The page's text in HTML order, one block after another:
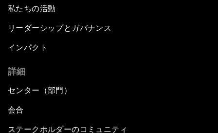
私たちの活動
リーダーシップとガバナンス
インパクト
詳細
センター（部門）
会合
ステークホルダーのコミュニティ